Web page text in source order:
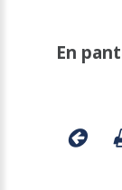
En